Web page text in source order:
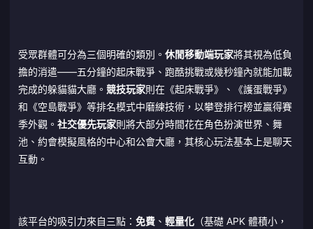
受眾群體可分為三個明確的類別。 休閒移動端玩家將其視為低負
擔的消遣——五分鐘的起床戰爭、跑酷挑戰或幾秒鐘內就能加載
完成的躲貓貓大廳。 競技玩家則在《起床戰爭》、《護蛋戰爭》
和《空島戰爭》等排名模式中磨練技術，以攀登排行榜並贏得賽
季外觀。 社交優先玩家則將大部分時間花在角色扮演世界、舞
池、約會模擬風格的中心和公會大廳，其核心玩法基本上是聊天
互動。
該平台的吸引力來自三點： 免費 、 輕量化 （基礎 APK 體積小，